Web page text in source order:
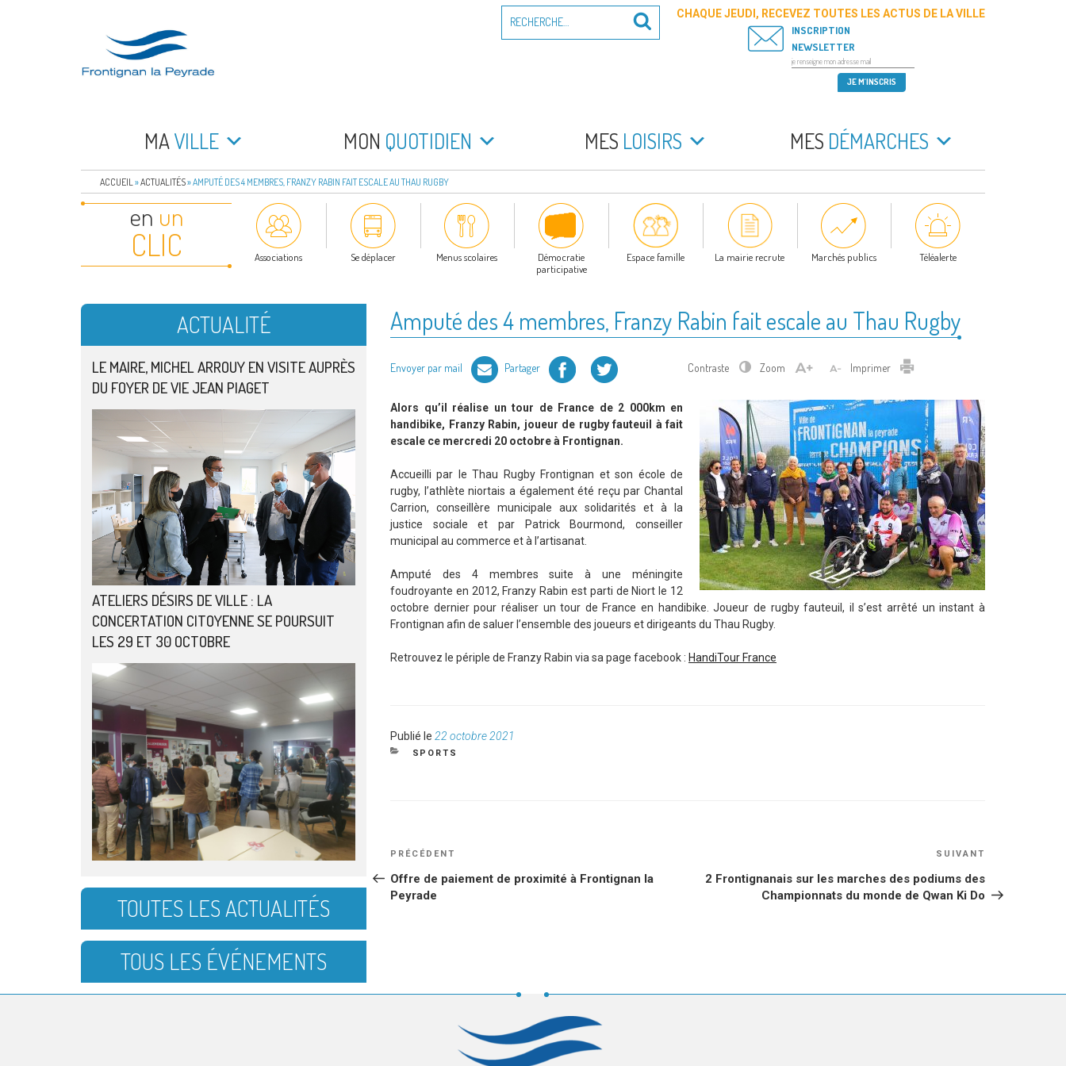
FRONTIGNAN LA PEYRADE
pour
Recherche
CHAQUE JEUDI, RECEVEZ TOUTES LES ACTUS DE LA VILLE
INSCRIPTION
NEWSLETTER
MAVILLE MON QUOTIDIEN MES LOISIRS MES DÉMARCHES
ACCUEIL »ACTUALITÉS»AMPUTÉ DES 4 MEMBRES, FRANZY RABIN FAIT ESCALE AU THAU RUGBY
en un
CLIC Associations Se déplacer Menus scolaires
Démocratie
participative
Espace famille La mairie recrute Marchés publics Téléalerte
Amputé des 4 membres, Franzy Rabin fait escale au Thau Rugby
Envoyer par mail Partager Facebook Twitter Contraste Zoom Imprimer Imprimer
Alors qu’il réalise un tour de France de 2 000km en
handibike, Franzy Rabin, joueur de rugby fauteuil à fait
escale ce mercredi 20 octobre à Frontignan.
Accueilli par le Thau Rugby Frontignan et son école de
rugby, l’athlète niortais a également été reçu par Chantal
Carrion, conseillère municipale aux solidarités et à la
justice sociale et par Patrick Bourmond, conseiller
municipal au commerce et à l’artisanat.
Amputé des 4 membres suite à une méningite
foudroyante en 2012, Franzy Rabin est parti de Niort le 12
octobre dernier pour réaliser un tour de France en handibike. Joueur de rugby fauteuil, il s’est arrêté un instant à
Frontignan afin de saluer l’ensemble des joueurs et dirigeants du Thau Rugby.
Retrouvez le périple de Franzy Rabin via sa page facebook : HandiTour France
Publié le Publié
le
22 octobre 2021
CATÉGORIES
SPORTS
NAVIGATION
DE
L’ARTICLE
Article
PRÉCÉDENT
Offre de paiement de proximité à Frontignan la
Peyrade
SUIVANT
2 Frontignanais sur les marches des podiums des
Championnats du monde de Qwan Ki Do
ACTUALITÉ
LE MAIRE, MICHEL ARROUY EN VISITE AUPRÈS
DU FOYER DE VIE JEAN PIAGET
ATELIERS DÉSIRS DE VILLE : LA
CONCERTATION CITOYENNE SE POURSUIT
LES 29 ET 30 OCTOBRE
TOUTES LES ACTUALITÉS
TOUS LES ÉVÉNEMENTS